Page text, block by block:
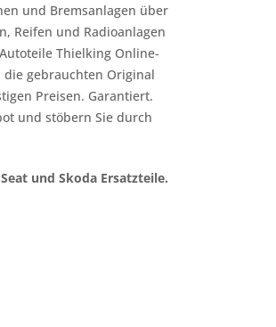
und Bremsanlagen über
Reifen und Radioanlagen
Thielking Online-
die gebrauchten Original
Preisen. Garantiert.
und stöbern Sie durch
und Skoda Ersatzteile.